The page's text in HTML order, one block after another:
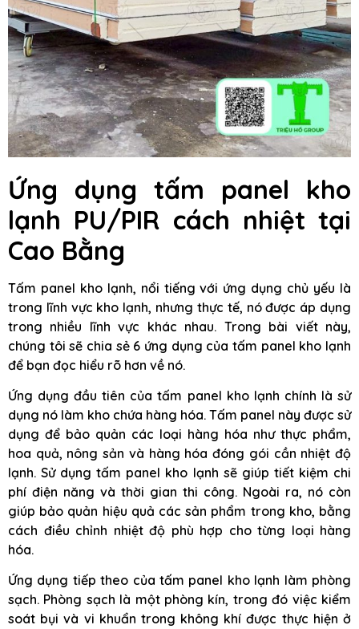
Ứng dụng tấm panel kho
lạnh PU/PIR cách nhiệt tại
Cao Bằng
Tấm panel kho lạnh, nổi tiếng với ứng dụng chủ yếu là
trong lĩnh vực kho lạnh, nhưng thực tế, nó được áp dụng
trong nhiều lĩnh vực khác nhau. Trong bài viết này,
chúng tôi sẽ chia sẻ 6 ứng dụng của tấm panel kho lạnh
để bạn đọc hiểu rõ hơn về nó.
Ứng dụng đầu tiên của tấm panel kho lạnh chính là sử
dụng nó làm kho chứa hàng hóa. Tấm panel này được sử
dụng để bảo quản các loại hàng hóa như thực phẩm,
hoa quả, nông sản và hàng hóa đóng gói cần nhiệt độ
lạnh. Sử dụng tấm panel kho lạnh sẽ giúp tiết kiệm chi
phí điện năng và thời gian thi công. Ngoài ra, nó còn
giúp bảo quản hiệu quả các sản phẩm trong kho, bằng
cách điều chỉnh nhiệt độ phù hợp cho từng loại hàng
hóa.
Ứng dụng tiếp theo của tấm panel kho lạnh làm phòng
sạch. Phòng sạch là một phòng kín, trong đó việc kiểm
soát bụi và vi khuẩn trong không khí được thực hiện ở